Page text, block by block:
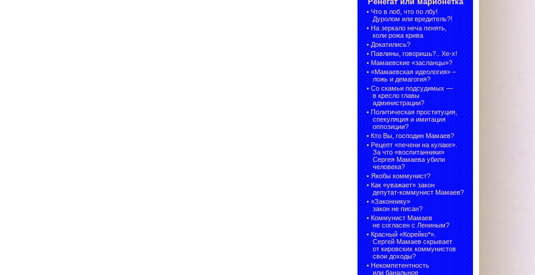
• Что в лоб, что по лбу!
Дуролом или вредитель?!
• На зеркало неча пенять,
коли рожа крива
• Докатились?
• Павлины, говоришь?.. Хе-х!
• Мамаевские «засланцы»?
• «Мамаевская идеология» –
ложь и демагогия?
• Со скамьи подсудимых —
в кресло главы
администрации?
• Политическая проституция,
спекуляция и имитация
оппозиции?
• Кто Вы, господин Мамаев?
• Рецепт «печени на кулаке».
За что «воспитанники»
Сергея Мамаева убили
человека?
• Якобы коммунист?
• Как «уважает» закон
депутат-коммунист Мамаев?
• «Законнику»
закон не писан?
• Коммунист Мамаев
не согласен с Лениным?
• Красный «Корейко*».
Сергей Мамаев скрывает
от кировских коммунистов
свои доходы?
• Некомпетентность
или банальное